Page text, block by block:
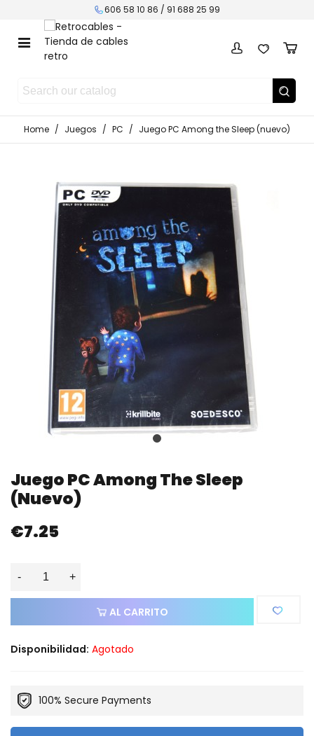
606 58 10 86 / 91 688 25 99
Home / Juegos / PC / Juego PC Among the Sleep (nuevo)
Juego PC Among The Sleep
(nuevo)
€7.25
- +
AL CARRITO
Disponibilidad: Agotado
100% Secure Payments